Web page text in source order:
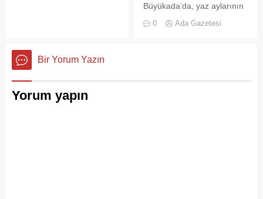
Büyükada’da, yaz aylarının
ziyaretçi yoğunluğu, temizlik
0 Ada Gazetesi
Bir Yorum Yazın
Yorum yapın